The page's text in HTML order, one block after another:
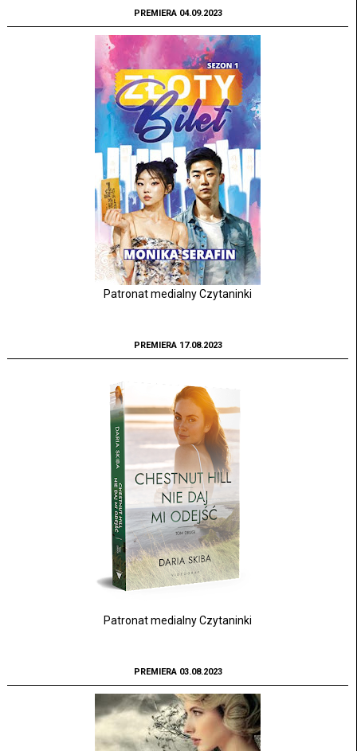
PREMIERA 04.09.2023
Patronat medialny Czytaninki
PREMIERA 17.08.2023
Patronat medialny Czytaninki
PREMIERA 03.08.2023